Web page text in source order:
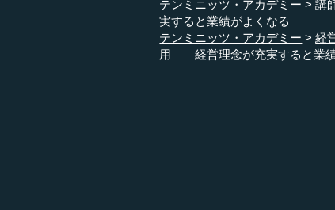
テンミニッツ・アカデミー 講
実すると業績がよくなる
テンミニッツ・アカデミー
経
用――経営理念が充実すると業